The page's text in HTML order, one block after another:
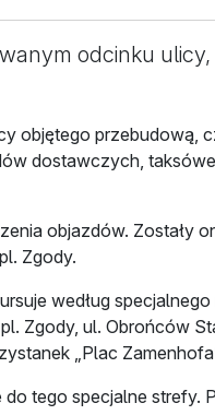
odcinku
objętego
dostawczych,
objazdów. Zostały
Zgody.
według
Zgody, ul. Obrońców
„Plac
tego specjalne